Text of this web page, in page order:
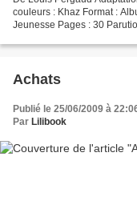
couleurs : Khaz Format :
Jeunesse Pages : 30
Achats
Publié le 25/06/2009 à
Par Lilibook